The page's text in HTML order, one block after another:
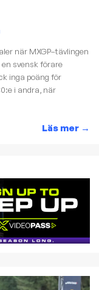
när MXGP–tävlingen
en svensk förare
inga poäng för
i andra, när
Läs mer →